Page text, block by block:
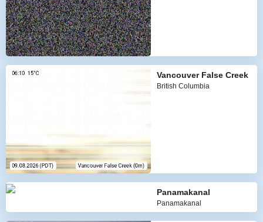
Vancouver False Creek
British Columbia
Panamakanal
Panamakanal